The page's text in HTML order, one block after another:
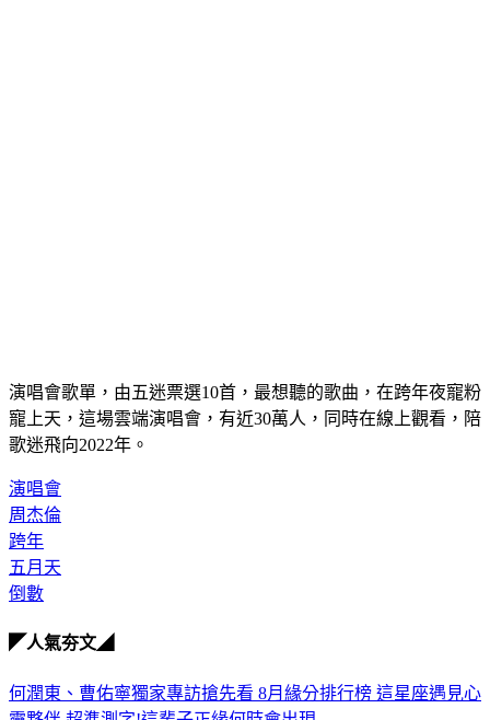
演唱會歌單，由五迷票選10首，最想聽的歌曲，在跨年夜寵粉
寵上天，這場雲端演唱會，有近30萬人，同時在線上觀看，陪
演唱會
周杰倫
跨年
五月天